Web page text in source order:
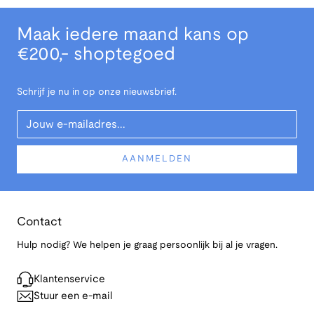
Maak iedere maand kans op
€200,- shoptegoed
Schrijf je nu in op onze nieuwsbrief.
Your Email
AANMELDEN
Contact
Hulp nodig? We helpen je graag persoonlijk bij al je vragen.
Klantenservice
Stuur een e-mail